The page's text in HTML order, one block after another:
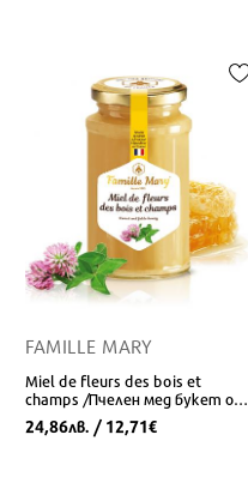
FAMILLE MARY
Miel de fleurs des bois et
champs /Пчелен мед букет от
полски и горски цветя и билки,
360 g
24,86лв. / 12,71€